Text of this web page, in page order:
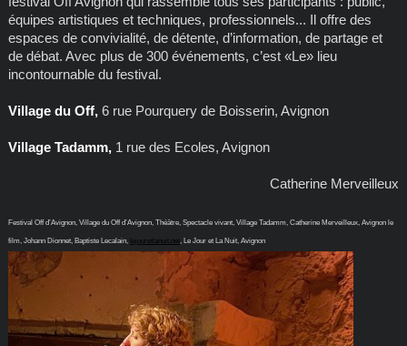
équipes artistiques et techniques, professionnels... Il offre des
espaces de convivialité, de détente, d’information, de partage et
de débat. Avec plus de 300 événements, c’est «Le» lieu
incontournable du festival.
Village du Off,6 rue Pourquery de Boisserin, Avignon
Village Tadamm,1 rue des Ecoles, Avignon
Catherine Merveilleux
Festival Off d’Avignon, Village du Off d’Avignon, Théâtre, Spectacle vivant, Village Tadamm, Catherine Merveilleux, Avignon le
film, Johann Dionnet, Baptiste Lecalain, lejouretlanuit.net, Le Jour et La Nuit, Avignon